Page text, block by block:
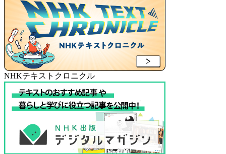
NHKテキストクロニクル